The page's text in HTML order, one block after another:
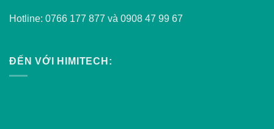
Hotline: 0766 177 877 và 0908 47 99 67
ĐẾN VỚI HIMITECH: